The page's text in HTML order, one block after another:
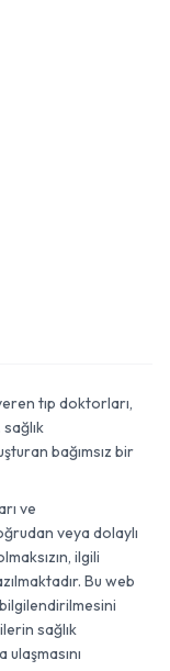
tıp doktorları,
bağımsız bir
ve
veya dolaylı
ilgili
Bu web
sağlık